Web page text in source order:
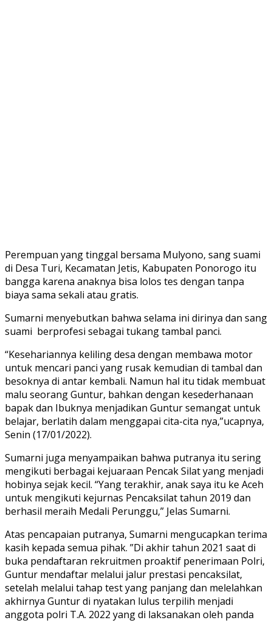
Perempuan yang tinggal bersama Mulyono, sang suami
di Desa Turi, Kecamatan Jetis, Kabupaten Ponorogo itu
bangga karena anaknya bisa lolos tes dengan tanpa
biaya sama sekali atau gratis.
Sumarni menyebutkan bahwa selama ini dirinya dan sang
suami berprofesi sebagai tukang tambal panci.
“Kesehariannya keliling desa dengan membawa motor
untuk mencari panci yang rusak kemudian di tambal dan
besoknya di antar kembali. Namun hal itu tidak membuat
malu seorang Guntur, bahkan dengan kesederhanaan
bapak dan Ibuknya menjadikan Guntur semangat untuk
belajar, berlatih dalam menggapai cita-cita nya,”ucapnya,
Senin (17/01/2022).
Sumarni juga menyampaikan bahwa putranya itu sering
mengikuti berbagai kejuaraan Pencak Silat yang menjadi
hobinya sejak kecil. “Yang terakhir, anak saya itu ke Aceh
untuk mengikuti kejurnas Pencaksilat tahun 2019 dan
berhasil meraih Medali Perunggu,” Jelas Sumarni.
Atas pencapaian putranya, Sumarni mengucapkan terima
kasih kepada semua pihak. ”Di akhir tahun 2021 saat di
buka pendaftaran rekruitmen proaktif penerimaan Polri,
Guntur mendaftar melalui jalur prestasi pencaksilat,
setelah melalui tahap test yang panjang dan melelahkan
akhirnya Guntur di nyatakan lulus terpilih menjadi
anggota polri T.A. 2022 yang di laksanakan oleh panda